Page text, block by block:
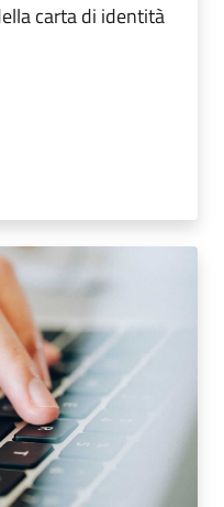
carta di identità